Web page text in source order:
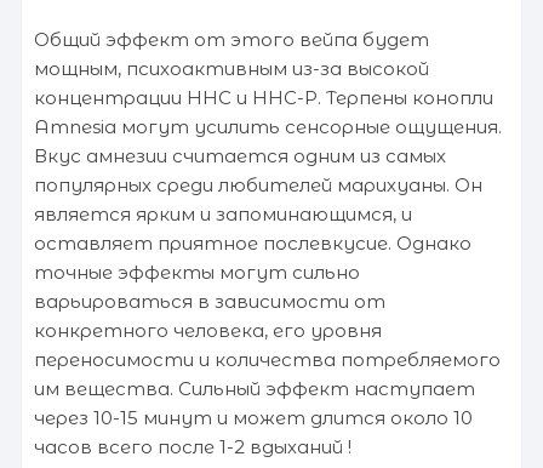
Общий эффект от этого вейпа будет
мощным, психоактивным из-за высокой
концентрации HHC и HHC-P. Терпены конопли
Amnesia могут усилить сенсорные ощущения.
Вкус амнезии считается одним из самых
популярных среди любителей марихуаны. Он
является ярким и запоминающимся, и
оставляет приятное послевкусие. Однако
точные эффекты могут сильно
варьироваться в зависимости от
конкретного человека, его уровня
переносимости и количества потребляемого
им вещества. Сильный эффект наступает
через 10-15 минут и может длится около 10
часов всего после 1-2 вдыханий !